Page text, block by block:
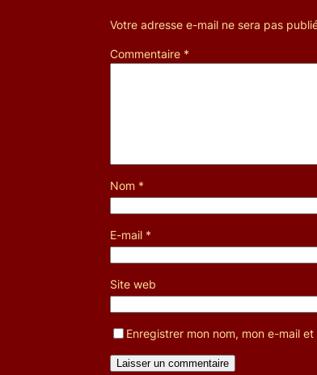
Votre adresse e-mail ne sera pas
Commentaire *
Nom *
E-mail *
Site web
Enregistrer mon nom, mon e-mail